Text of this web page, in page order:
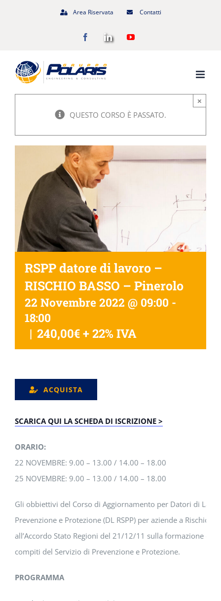
Area Riservata Contatti
FacebookLinkedInYouTube
QUESTO CORSO È PASSATO.
×
RSPP datore di lavoro –
RISCHIO BASSO – Pinerolo
22 Novembre 2022 @ 09:00 -
18:00
| 240,00€ + 22% IVA
ACQUISTA
SCARICA QUI LA SCHEDA DI ISCRIZIONE >
ORARIO:
22 NOVEMBRE: 9.00 – 13.00 / 14.00 – 18.00
25 NOVEMBRE: 9.00 – 13.00 / 14.00 – 18.00
Gli obbiettivi del Corso di Aggiornamento per Datori di
Prevenzione e Protezione (DL RSPP) per aziende a Rischio
all’Accordo Stato Regioni del 21/12/11 sulla formazione
compiti del Servizio di Prevenzione e Protezione.
PROGRAMMA